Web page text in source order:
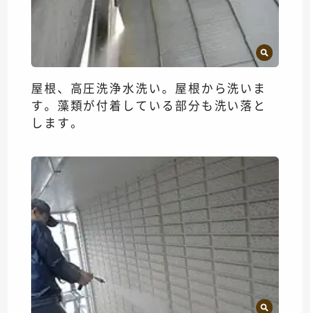
屋根、高圧洗浄水洗い。屋根から洗いま
す。藻類が付着している部分も洗い落と
します。